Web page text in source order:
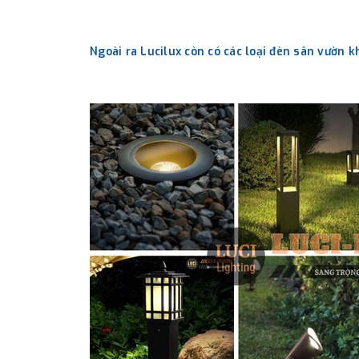
Ngoài ra Lucilux còn có các loại đèn sân vườn